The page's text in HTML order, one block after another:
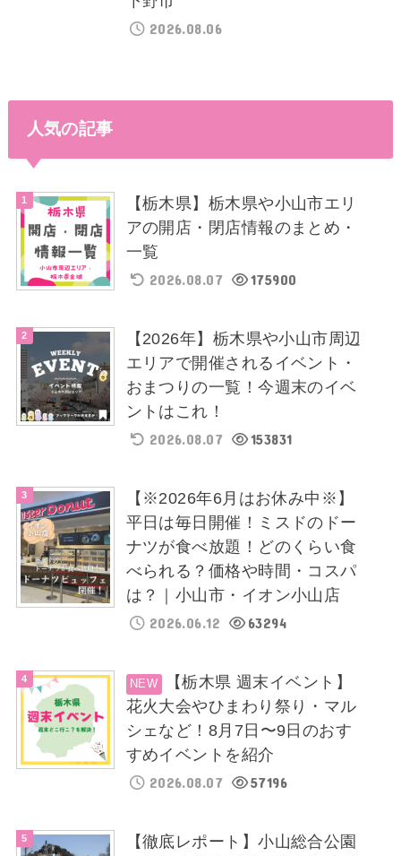
2026.08.06
人気の記事
【栃木県】栃木県や小山市エリ
アの開店・閉店情報のまとめ・
一覧
2026.08.07 175900
【2026年】栃木県や小山市周辺
エリアで開催されるイベント・
おまつりの一覧！今週末のイベ
ントはこれ！
2026.08.07 153831
【※2026年6月はお休み中※】
平日は毎日開催！ミスドのドー
ナツが食べ放題！どのくらい食
べられる？価格や時間・コスパ
は？｜小山市・イオン小山店
2026.06.12 63294
【栃木県 週末イベント】
花火大会やひまわり祭り・マル
シェなど！8月7日〜9日のおす
すめイベントを紹介
2026.08.07 57196
【徹底レポート】小山総合公園